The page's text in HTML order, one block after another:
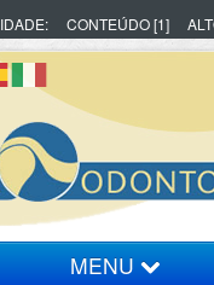
CONTEÚDO [1]
MENU